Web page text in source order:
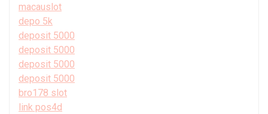
macauslot
depo 5k
deposit 5000
deposit 5000
deposit 5000
deposit 5000
bro178 slot
link pos4d